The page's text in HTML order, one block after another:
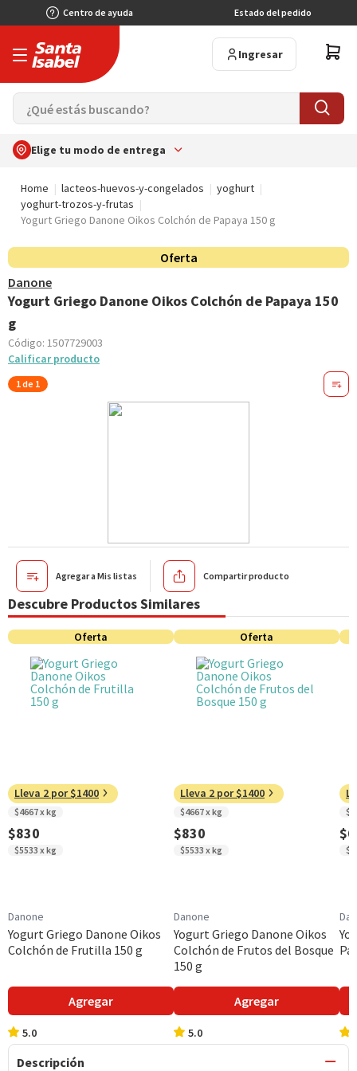
Centro de ayuda Estado del pedido
Ingresar
Elige tu modo de entrega
Home lacteos-huevos-y-congelados
yoghurt
yoghurt-trozos-y-frutas
Yogurt Griego Danone Oikos Colchón de Papaya 150 g
Oferta
Danone
Yogurt Griego Danone Oikos Colchón de Papaya 150
g
Código: 1507729003
Calificar producto
1 de 1
Agregar a Mis listas Compartir producto
Descubre Productos Similares
Oferta
Lleva 2 por $1400
$4667 x kg
$830
$5533 x kg
Danone
Yogurt Griego Danone Oikos
Colchón de Frutilla 150 g
Agregar
5.0
Oferta
Lleva 2 por $1400
$4667 x kg
$830
$5533 x kg
Danone
Yogurt Griego Danone Oikos
Colchón de Frutos del Bosque
150 g
Agregar
5.0
Descripción